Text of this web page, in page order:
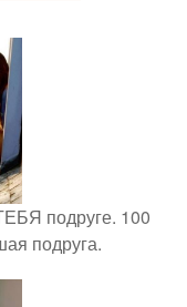
подруге. 100
подруга.